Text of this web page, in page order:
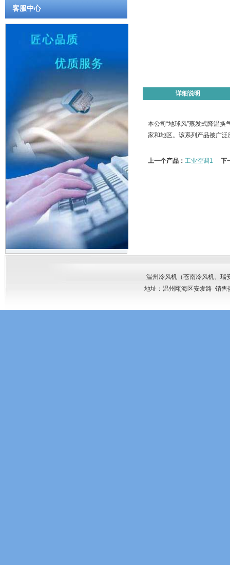
客服中心
详细说明
本公司“地球风”蒸发式降温换
家和地区。该系列产品被广
上一个产品： 工业空调1 下
温州冷风机 （苍南冷风机、瑞
地址：温州瓯海区安发路 销